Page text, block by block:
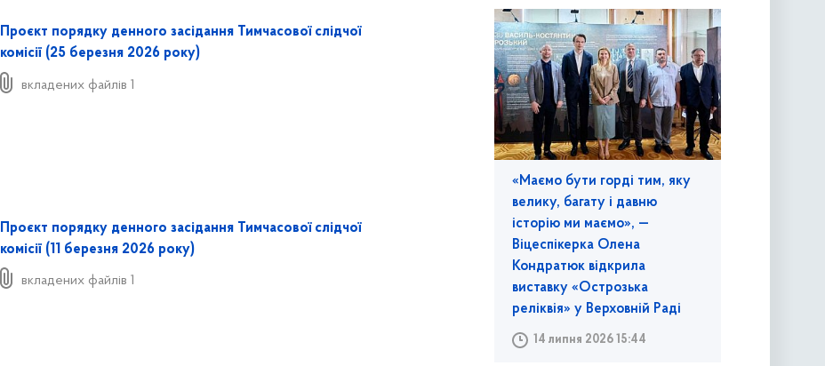
Проєкт порядку денного засідання Тимчасової слідчої
комісії (25 березня 2026 року)
вкладених файлів 1
Проєкт порядку денного засідання Тимчасової слідчої
комісії (11 березня 2026 року)
вкладених файлів 1
«Маємо бути горді тим, яку
велику, багату і давню
історію ми маємо», —
Віцеспікерка Олена
Кондратюк відкрила
виставку «Острозька
реліквія» у Верховній Раді
14 липня 2026 15:44